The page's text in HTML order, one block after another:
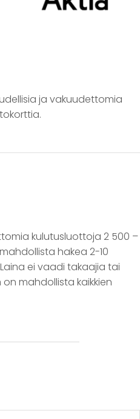
ja vakuudettomia
kulutusluottoja 2 500 –
hakea 2-10
ei vaadi takaajia tai
mahdollista kaikkien